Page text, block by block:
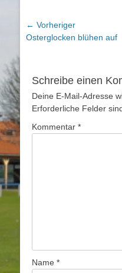
Beitragsnavigation
← Vorheriger
Vorheriger
Osterglocken blühen auf
Schreibe einen
Deine E-Mail-Adresse
Erforderliche Felder
Kommentar *
Name *